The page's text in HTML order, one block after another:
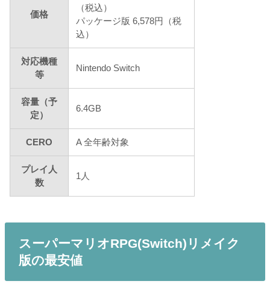
価格
（税込）
パッケージ版 6,578円（税
込）
対応機種
等
Nintendo Switch
容量（予
定）
6.4GB
CERO A 全年齢対象
プレイ人
数
1人
スーパーマリオRPG(Switch)リメイク
版の最安値